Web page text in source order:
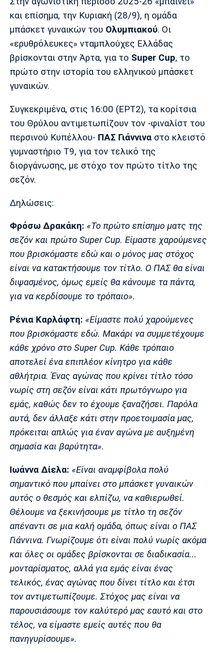
Πολιτισμός
Τραγούδια
Cine Spot
Running
Παρασκήνιο
Πρόγραμμα TV
Κηφισιά Πανσερραϊκός
Μπαρτσελόνα
Ρεάλ
Μαδρίτης
Ατλέτικο
Μαδρίτης
Μάντσεστερ
Γιουνάιτεντ
Τσέλσι Άρσεναλ
Λίβερπουλ
Μάντσεστερ
Σίτι
Γιουβέντους
Ίντερ Μίλαν
Μπορούσια
Ντόρτμουντ
Παρί Σεν
Μαρσέιγ
Μονακό
Ερυθρός
Τότεναμ
Πόρτο
και επίσημα, την Κυριακή (28/9), η ομάδα
μπάσκετ γυναικών του Ολυμπιακού. Οι
«ερυθρόλευκες» νταμπλούχες Ελλάδας
βρίσκονται στην Άρτα, για το Super Cup, το
πρώτο στην ιστορία του ελληνικού μπάσκετ
γυναικών.
Συγκεκριμένα, στις 16:00 (ΕΡΤ2), τα κορίτσια
του Θρύλου αντιμετωπίζουν τον -φιναλίστ του
περσινού Κυπέλλου- ΠΑΣ Γιάννινα στο κλειστό
γυμναστήριο Τ9, για τον τελικό της
διοργάνωσης, με στόχο τον πρώτο τίτλο της
σεζόν.
Δηλώσεις:
Φρόσω Δρακάκη: «Το πρώτο επίσημο ματς της
σεζόν και πρώτο Super Cup. Είμαστε χαρούμενες
που βρισκόμαστε εδώ και ο μόνος μας στόχος
είναι να κατακτήσουμε τον τίτλο. Ο ΠΑΣ θα είναι
διψασμένος, όμως εμείς θα κάνουμε τα πάντα,
για να κερδίσουμε το τρόπαιο».
Ρένια Καρλάφτη: «Είμαστε πολύ χαρούμενες
που βρισκόμαστε εδώ. Μακάρι να συμμετέχουμε
κάθε χρόνο στο Super Cup. Κάθε τρόπαιο
αποτελεί ένα επιπλέον κίνητρο για κάθε
αθλήτρια. Ένας αγώνας που κρίνει τίτλο τόσο
νωρίς στη σεζόν είναι κάτι πρωτόγνωρο για
εμάς, καθώς δεν το έχουμε ξαναζήσει. Παρόλα
αυτά, δεν άλλαξε κάτι στην προετοιμασία μας,
πρόκειται απλώς για έναν αγώνα με αυξημένη
σημασία και βαρύτητα».
Ιωάννα Δίελα: «Είναι αναμφίβολα πολύ
σημαντικό που μπαίνει στο μπάσκετ γυναικών
αυτός ο θεσμός και ελπίζω, να καθιερωθεί.
Θέλουμε να ξεκινήσουμε με τίτλο τη σεζόν
απέναντι σε μια καλή ομάδα, όπως είναι ο ΠΑΣ
Γιάννινα. Γνωρίζουμε ότι είναι πολύ νωρίς ακόμα
και όλες οι ομάδες βρίσκονται σε διαδικασία...
μονταρίσματος, αλλά για εμάς είναι ένας
τελικός, ένας αγώνας που δίνει τίτλο και έτσι
τον αντιμετωπίζουμε. Στόχος μας είναι να
παρουσιάσουμε τον καλύτερό μας εαυτό και στο
τέλος, να είμαστε εμείς αυτές που θα
πανηγυρίσουμε».